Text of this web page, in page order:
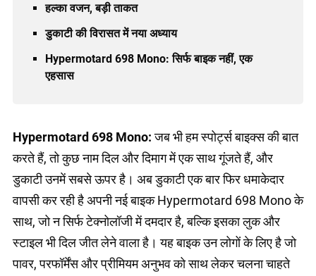
हल्का वजन, बड़ी ताकत
डुकाटी की विरासत में नया अध्याय
Hypermotard 698 Mono: सिर्फ बाइक नहीं, एक
एहसास
Hypermotard 698 Mono:जब भी हम स्पोर्ट्स बाइक्स की बात
करते हैं, तो कुछ नाम दिल और दिमाग में एक साथ गूंजते हैं, और
डुकाटी उनमें सबसे ऊपर है। अब डुकाटी एक बार फिर धमाकेदार
वापसी कर रही है अपनी नई बाइक Hypermotard 698 Mono के
साथ, जो न सिर्फ टेक्नोलॉजी में दमदार है, बल्कि इसका लुक और
स्टाइल भी दिल जीत लेने वाला है। यह बाइक उन लोगों के लिए है जो
पावर, परफॉर्मेंस और प्रीमियम अनुभव को साथ लेकर चलना चाहते